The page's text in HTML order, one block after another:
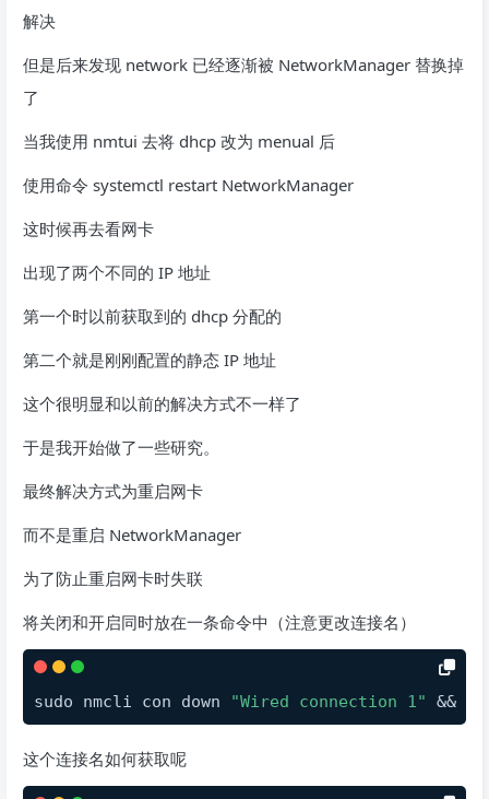
解决
但是后来发现 network 已经逐渐被 NetworkManager 替换掉
了
当我使用 nmtui 去将 dhcp 改为 menual 后
使用命令 systemctl restart NetworkManager
这时候再去看网卡
出现了两个不同的 IP 地址
第一个时以前获取到的 dhcp 分配的
第二个就是刚刚配置的静态 IP 地址
这个很明显和以前的解决方式不一样了
于是我开始做了一些研究。
最终解决方式为重启网卡
而不是重启 NetworkManager
为了防止重启网卡时失联
将关闭和开启同时放在一条命令中（注意更改连接名）
sudo nmcli con down "Wired connection 1" &&
这个连接名如何获取呢